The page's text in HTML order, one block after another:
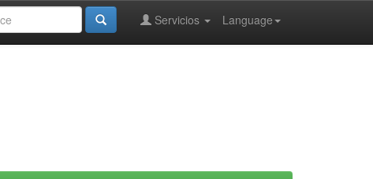
Language
Servicios